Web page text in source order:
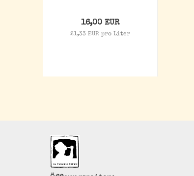
16,00 EUR
21,33 EUR pro Liter